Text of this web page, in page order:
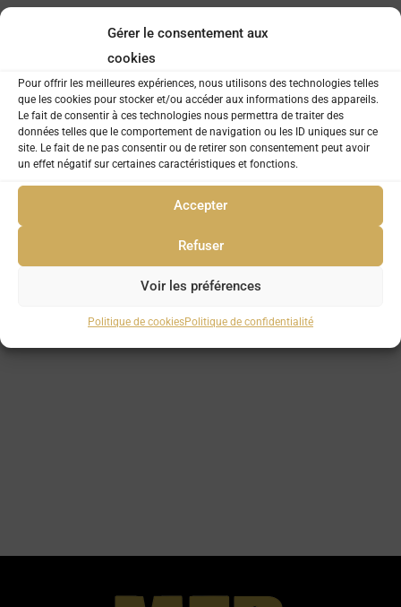
Gérer le consentement aux
cookies
Pour offrir les meilleures expériences, nous utilisons des technologies telles
que les cookies pour stocker et/ou accéder aux informations des appareils.
Le fait de consentir à ces technologies nous permettra de traiter des
données telles que le comportement de navigation ou les ID uniques sur ce
site. Le fait de ne pas consentir ou de retirer son consentement peut avoir
un effet négatif sur certaines caractéristiques et fonctions.
Accepter
Refuser
Voir les préférences
Politique de cookiesPolitique de confidentialité